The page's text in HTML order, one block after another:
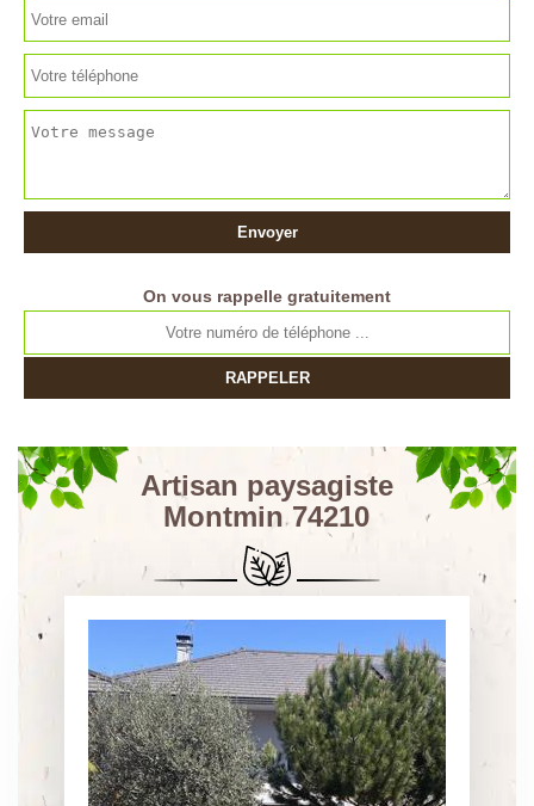
On vous rappelle gratuitement
Artisan paysagiste
Montmin 74210